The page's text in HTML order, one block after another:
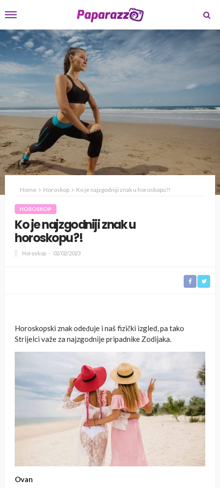
Home Horoskop Ko je najzgodniji znak u horoskopu?!
HOROSKOP
Ko je najzgodniji znak u
horoskopu?!
Horoskop 02/02/2023
Horoskopski znak odeđuje i naš fizički izgled, pa tako
Strijelci važe za najzgodnije pripadnike Zodijaka.
Ovan